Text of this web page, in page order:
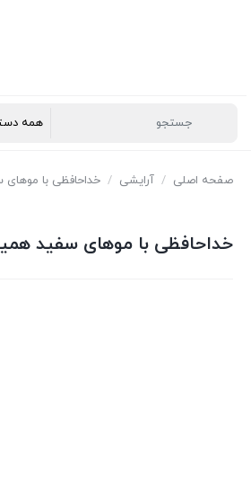
صفحه اصلی / آرایشی / خداحافظی با موهای
خداحافظی با موهای سفید